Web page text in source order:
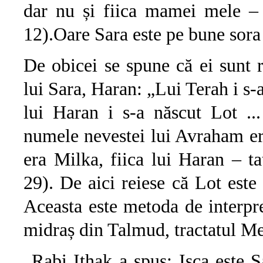
dar nu și fiica mamei mele –
12).Oare Sara este pe bune
De obicei se spune că ei
lui Sara, Haran: „Lui Terah i
lui Haran i s-a născut Lot
numele nevestei lui Avraham
era Milka, fiica lui Haran –
29). De aici reiese că Lot
Aceasta este metoda de
midraș din Talmud, tractatul